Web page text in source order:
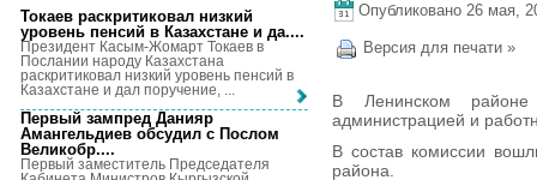
Опубликовано 26 мая,
Версия для печати »
В Ленинском районе
администрацией и
В состав комиссии
района.
Токаев раскритиковал низкий
уровень пенсий в Казахстане и да....
Президент Касым-Жомарт Токаев в
Послании народу Казахстана
раскритиковал низкий уровень пенсий в
Казахстане и дал поручение, ...
Первый зампред Данияр
Амангельдиев обсудил с Послом
Великобр....
Первый заместитель Председателя